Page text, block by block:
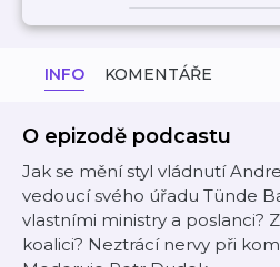
INFO KOMENTÁŘE
O epizodě podcastu
Jak se mění styl vládnutí
vedoucí svého úřadu Tünde
vlastními ministry a poslanci?
koalici? Neztrácí nervy při